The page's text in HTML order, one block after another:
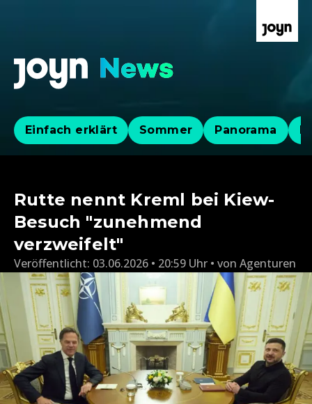
Einfach erklärt Sommer Panorama
Rutte nennt Kreml bei Kiew-
Besuch "zunehmend
verzweifelt"
Veröffentlicht: 03.06.2026 • 20:59 Uhr von Agenturen